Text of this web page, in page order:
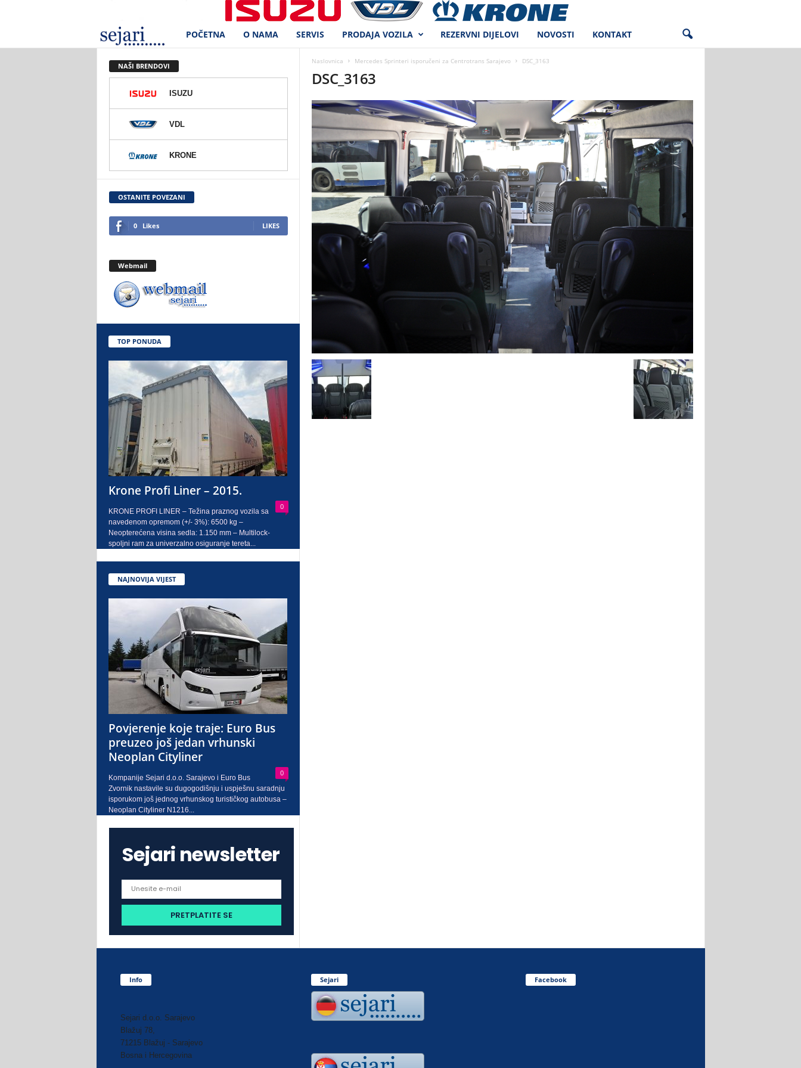
e
r
d
.
o
.
a
j
o
POČETNA O NAMA SERVIS PRODAJA VOZILA REZERVNI DIJELOVI NOVOSTI KONTAKT
Naslovnica Mercedes Sprinteri isporučeni za Centrotrans Sarajevo DSC_3163
DSC_3163
NAŠI BRENDOVI
ISUZU
VDL
KRONE
OSTANITE POVEZANI
0 Likes LIKES
Webmail
TOP PONUDA
Krone Profi Liner – 2015.
0
KRONE PROFI LINER – Težina praznog vozila sa
navedenom opremom (+/- 3%): 6500 kg –
Neopterećena visina sedla: 1.150 mm – Multilock-
spoljni ram za univerzalno osiguranje tereta...
NAJNOVIJA VIJEST
Povjerenje koje traje: Euro Bus
preuzeo još jedan vrhunski
Neoplan Cityliner
0
Kompanije Sejari d.o.o. Sarajevo i Euro Bus
Zvornik nastavile su dugogodišnju i uspješnu saradnju
isporukom još jednog vrhunskog turističkog autobusa –
Neoplan Cityliner N1216...
Sejari newsletter
Info
Sejari d.o.o. Sarajevo
Blažuj 78,
71215 Blažuj - Sarajevo
Bosna i Hercegovina
Sejari Facebook